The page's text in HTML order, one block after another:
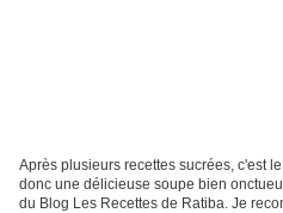
Après plusieurs recettes sucrées, c'est
donc une délicieuse soupe bien
du Blog Les Recettes de Ratiba. Je